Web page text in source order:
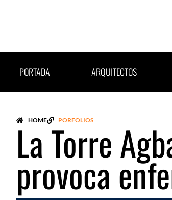
PORTADA ARQUITECTOS
HOME PORFOLIOS
La Torre
provoca